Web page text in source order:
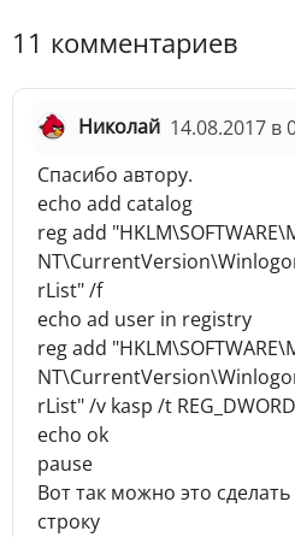
11 комментариев
Николай 14.08.2017 в
Спасибо автору.
echo add catalog
reg add
rList" /f
echo ad user in registry
reg add
rList" /v kasp /t
echo ok
pause
Вот так можно это
строку